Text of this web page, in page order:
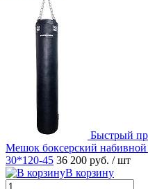
Быстрый
Мешок боксерский
30*120-45 36 200 руб. / шт
В корзину